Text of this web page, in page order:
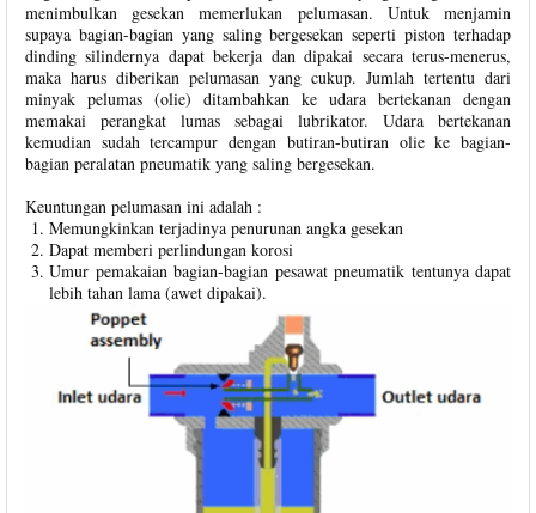
menimbulkan gesekan memerlukan pelumasan. Untuk menjamin
supaya bagian-bagian yang saling bergesekan seperti piston terhadap
dinding silindernya dapat bekerja dan dipakai secara terus-menerus,
maka harus diberikan pelumasan yang cukup. Jumlah tertentu dari
minyak pelumas (olie) ditambahkan ke udara bertekanan dengan
memakai perangkat lumas sebagai lubrikator. Udara bertekanan
kemudian sudah tercampur dengan butiran-butiran olie ke bagian-
bagian peralatan pneumatik yang saling bergesekan.
Keuntungan pelumasan ini adalah :
Memungkinkan terjadinya penurunan angka gesekan
Dapat memberi perlindungan korosi
Umur pemakaian bagian-bagian pesawat pneumatik tentunya dapat
lebih tahan lama (awet dipakai).